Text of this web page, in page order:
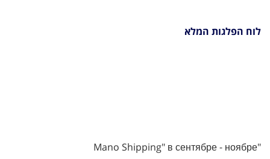
לוח הפלגות המלא
"Mano Shipping" в сентябре - ноябре